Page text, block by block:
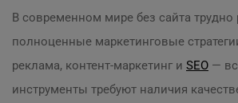
В современном мире без сайта трудно
полноценные маркетинговые
реклама, контент-маркетинг и SEO —
инструменты требуют наличия